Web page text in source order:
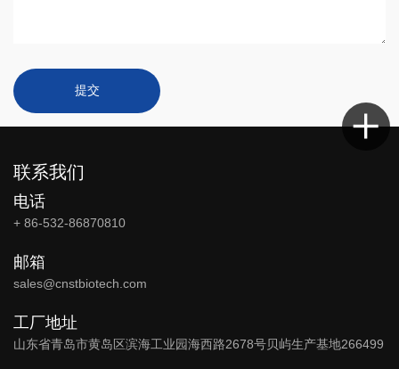
提交
联系我们
电话
+ 86-532-86870810
邮箱
sales@cnstbiotech.com
工厂地址
山东省青岛市黄岛区滨海工业园海西路2678号贝屿生产基地266499